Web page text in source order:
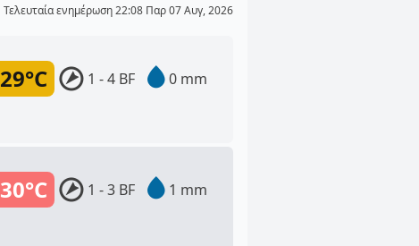
Τελευταία ενημέρωση 22:08 Παρ 07 Αυγ, 2026
29°C 1 - 4 BF 0 mm
30°C 1 - 3 BF 1 mm